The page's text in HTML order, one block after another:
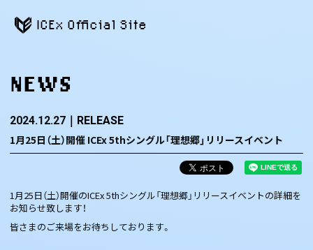
ICEx Official Site
NEWS
2024.12.27 RELEASE
1月25日（土）開催 ICEx 5thシングル「理想郷」リリースイベント
1月25日（土）開催のICEx 5thシングル「理想郷」リリースイベントの詳細を
お知らせ致します！
皆さまのご来場をお待ちしております。